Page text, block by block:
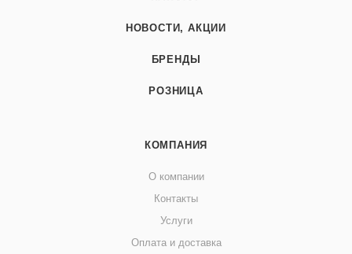
НОВОСТИ, АКЦИИ
БРЕНДЫ
РОЗНИЦА
КОМПАНИЯ
О компании
Контакты
Услуги
Оплата и доставка